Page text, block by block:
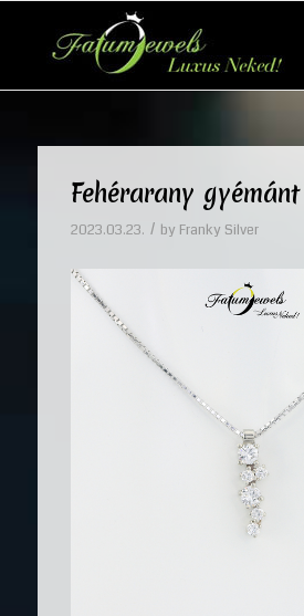
Fehérarany
2023.03.23. / by Franky Silver